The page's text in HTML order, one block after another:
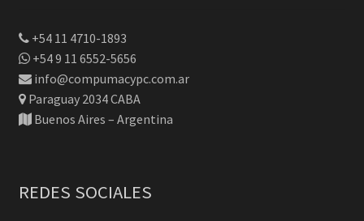
+54 11 4710-1893
+54 9 11 6552-5656
info@compumacypc.com.ar
Paraguay 2034 CABA
Buenos Aires – Argentina
REDES SOCIALES